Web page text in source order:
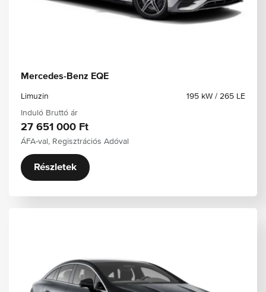
Mercedes-Benz EQE
Limuzin
195 kW / 265 LE
Induló Bruttó ár
27 651 000 Ft
ÁFA-val, Regisztrációs Adóval
Részletek